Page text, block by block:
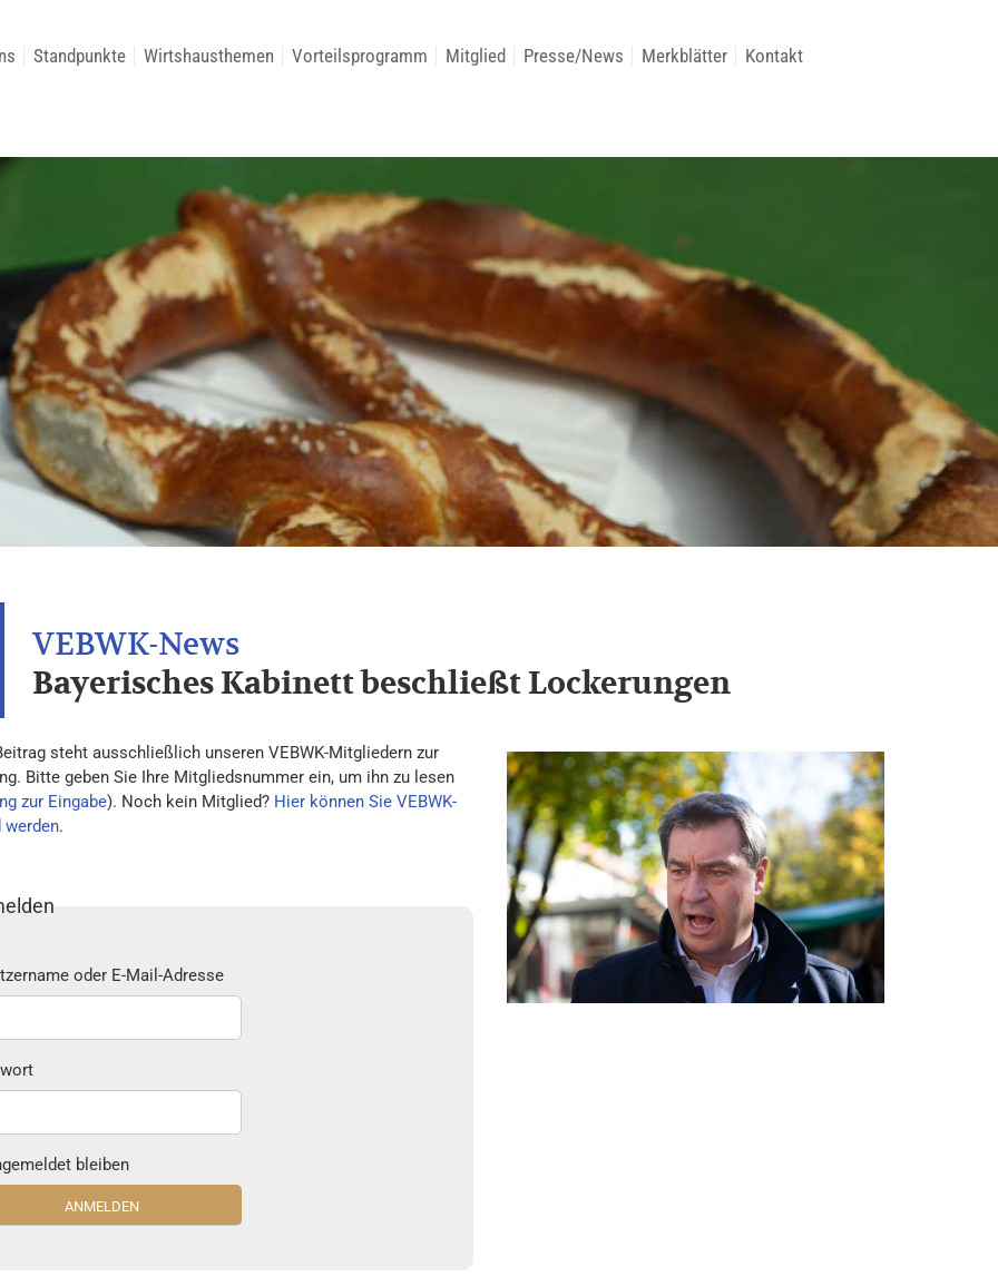
Standpunkte Wirtshausthemen Vorteilsprogramm Mitglied Presse/News Merkblätter Kontakt
Bayerisches Kabinett beschließt Lockerungen
steht ausschließlich unseren VEBWK-Mitgliedern zur
Bitte geben Sie Ihre Mitgliedsnummer ein, um ihn zu lesen
zur Eingabe). Noch kein Mitglied? Hier können Sie VEBWK-
.
oder E-Mail-Adresse
bleiben